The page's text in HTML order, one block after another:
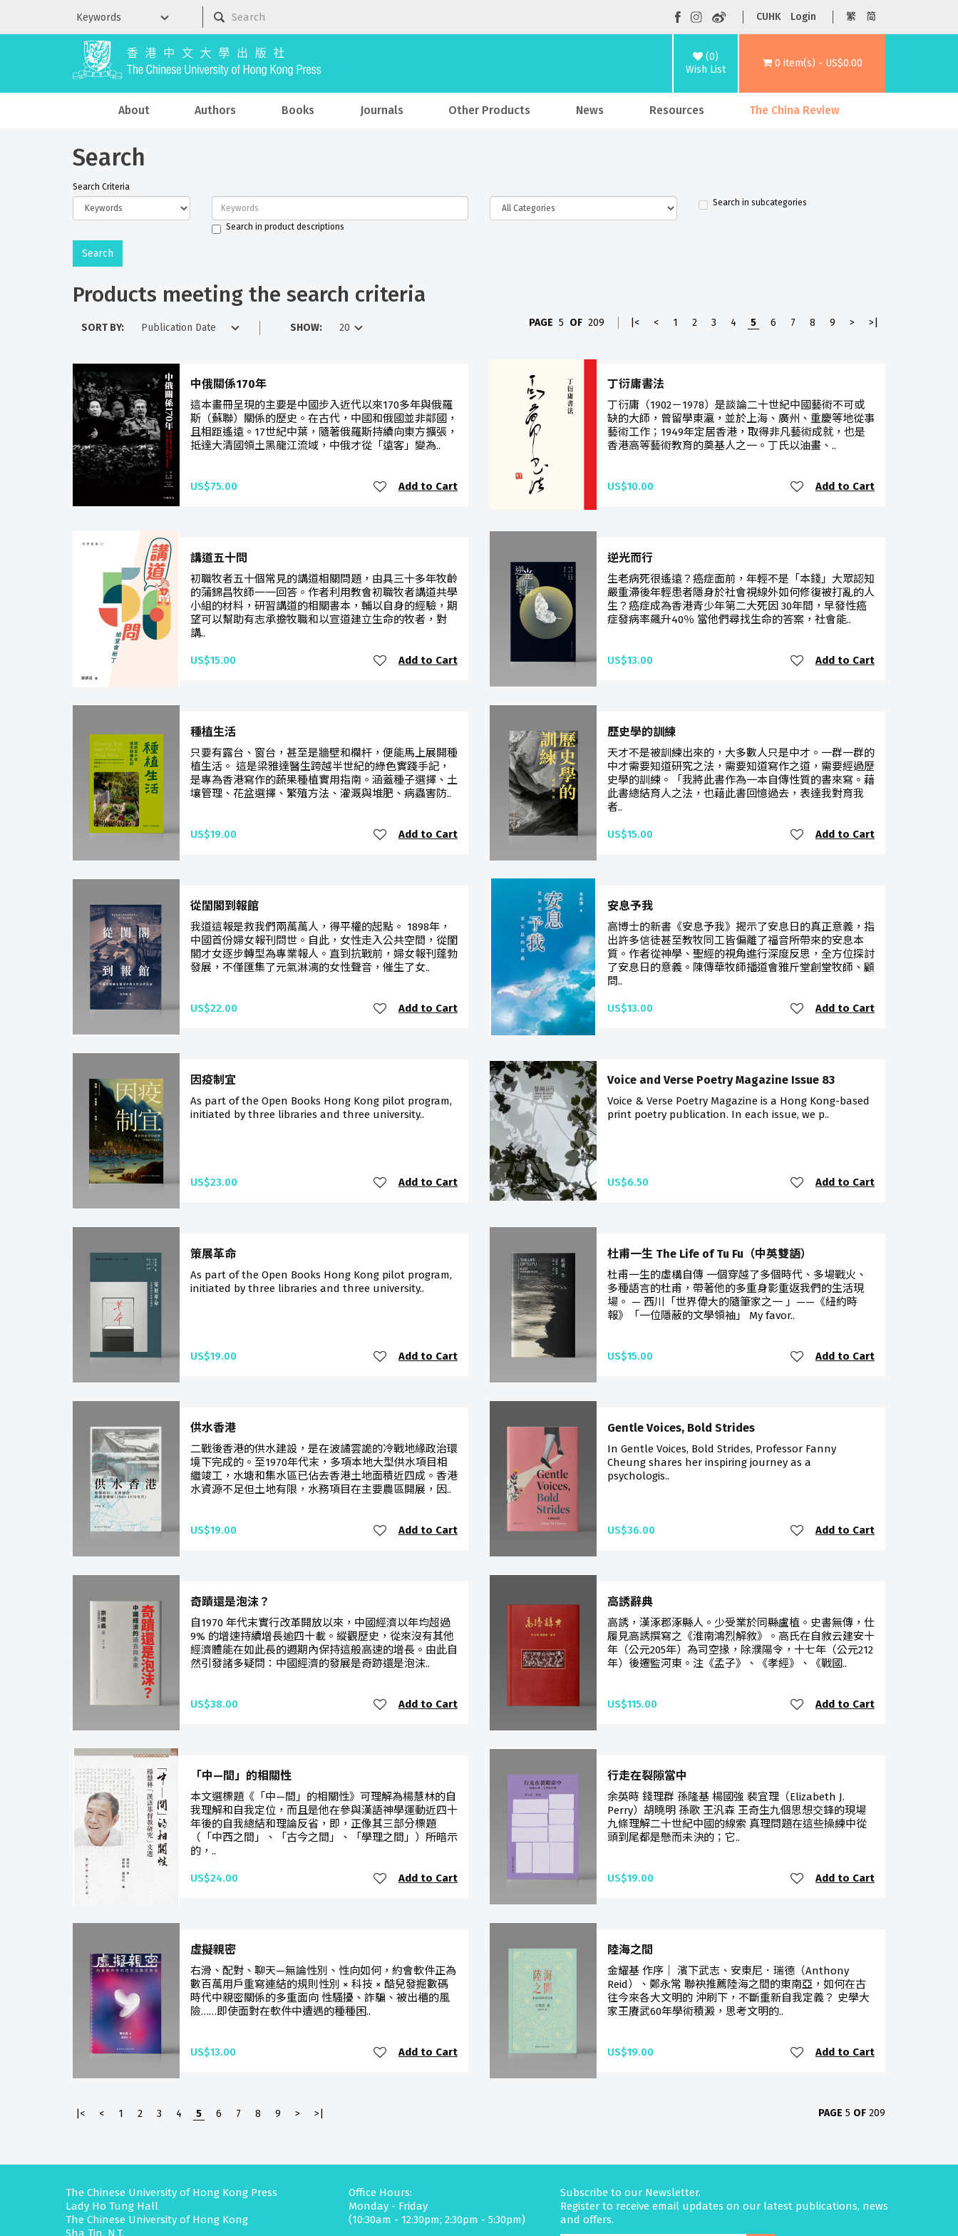
CUHK Login 繁 简
(0)
Wish List
0 item(s) - US$0.00
About Authors Books Journals Other Products News Resources The China Review
Search
Search Criteria
Search in product descriptions
Search in subcategories
Products meeting the search criteria
SORT BY: SHOW: PAGE 5 OF 209 |< < 1 2 3 4 5 6 7 8 9 > >|
中俄關係170年
這本畫冊呈現的主要是中國步入近代以來170多年與俄羅
斯（蘇聯）關係的歷史。在古代，中國和俄國並非鄰國，
且相距遙遠。17世紀中葉，隨著俄羅斯持續向東方擴張，
抵達大清國領土黑龍江流域，中俄才從「遠客」變為..
US$75.00 Add to Cart
丁衍庸書法
丁衍庸（1902－1978）是談論二十世紀中國藝術不可或
缺的大師，曾留學東瀛，並於上海、廣州、重慶等地從事
藝術工作；1949年定居香港，取得非凡藝術成就，也是
香港高等藝術教育的奠基人之一。丁氏以油畫、..
US$10.00 Add to Cart
講道五十問
初職牧者五十個常見的講道相關問題，由具三十多年牧齡
的蒲錦昌牧師一一回答。作者利用教會初職牧者講道共學
小組的材料，研習講道的相關書本，輔以自身的經驗，期
望可以幫助有志承擔牧職和以宣道建立生命的牧者，對
講..
US$15.00 Add to Cart
逆光而行
生老病死很遙遠？癌症面前，年輕不是「本錢」大眾認知
嚴重滯後年輕患者隱身於社會視線外如何修復被打亂的人
生？癌症成為香港青少年第二大死因 30年間，早發性癌
症發病率飆升40％ 當他們尋找生命的答案，社會能..
US$13.00 Add to Cart
種植生活
只要有露台、窗台，甚至是牆壁和欄杆，便能馬上展開種
植生活。 這是梁雅達醫生跨越半世紀的綠色實踐手記，
是專為香港寫作的蔬果種植實用指南。涵蓋種子選擇、土
壤管理、花盆選擇、繁殖方法、灌溉與堆肥、病蟲害防..
US$19.00 Add to Cart
歷史學的訓練
天才不是被訓練出來的，大多數人只是中才。一群一群的
中才需要知道研究之法，需要知道寫作之道，需要經過歷
史學的訓練。「我將此書作為一本自傳性質的書來寫。藉
此書總結育人之法，也藉此書回憶過去，表達我對育我
者..
US$15.00 Add to Cart
從閨閣到報館
我道這報是救我們兩萬萬人，得平權的起點。 1898年，
中國首份婦女報刊問世。自此，女性走入公共空間，從閨
閣才女逐步轉型為專業報人。直到抗戰前，婦女報刊蓬勃
發展，不僅匯集了元氣淋漓的女性聲音，催生了女..
US$22.00 Add to Cart
安息予我
高博士的新書《安息予我》揭示了安息日的真正意義，指
出許多信徒甚至教牧同工皆偏離了福音所帶來的安息本
質。作者從神學、聖經的視角進行深度反思，全方位探討
了安息日的意義。陳傳華牧師播道會雅斤堂創堂牧師、顧
問..
US$13.00 Add to Cart
因疫制宜
As part of the Open Books Hong Kong pilot program,
initiated by three libraries and three university..
US$23.00 Add to Cart
Voice and Verse Poetry Magazine Issue 83
Voice & Verse Poetry Magazine is a Hong Kong-based
print poetry publication. In each issue, we p..
US$6.50 Add to Cart
策展革命
As part of the Open Books Hong Kong pilot program,
initiated by three libraries and three university..
US$19.00 Add to Cart
杜甫一生 The Life of Tu Fu（中英雙語）
杜甫一生的虛構自傳 一個穿越了多個時代、多場戰火、
多種語言的杜甫，帶著他的多重身影重返我們的生活現
場。 — 西川「世界偉大的隨筆家之一 」——《紐約時
報》「一位隱蔽的文學領袖」 My favor..
US$15.00 Add to Cart
供水香港
二戰後香港的供水建設，是在波譎雲詭的冷戰地緣政治環
境下完成的。至1970年代末，多項本地大型供水項目相
繼竣工，水塘和集水區已佔去香港土地面積近四成。香港
水資源不足但土地有限，水務項目在主要農區開展，因..
US$19.00 Add to Cart
Gentle Voices, Bold Strides
In Gentle Voices, Bold Strides, Professor Fanny
Cheung shares her inspiring journey as a
psychologis..
US$36.00 Add to Cart
奇蹟還是泡沫？
自1970 年代末實行改革開放以來，中國經濟以年均超過
9% 的增速持續增長逾四十載。縱觀歷史，從來沒有其他
經濟體能在如此長的週期內保持這般高速的增長。由此自
然引發諸多疑問：中國經濟的發展是奇跡還是泡沫..
US$38.00 Add to Cart
高誘辭典
高誘，漢涿郡涿縣人。少受業於同縣盧植。史書無傳，仕
履見高誘撰寫之《淮南鴻烈解敘》。高氏在自敘云建安十
年（公元205年）為司空掾，除濮陽令，十七年（公元212
年）後遷監河東。注《孟子》、《孝經》、《戰國..
US$115.00 Add to Cart
「中—間」的相關性
本文選標題《「中—間」的相關性》可理解為楊慧林的自
我理解和自我定位，而且是他在參與漢語神學運動近四十
年後的自我總結和理論反省，即，正像其三部分標題
（「中西之間」、「古今之間」、「學理之間」）所暗示
的，..
US$24.00 Add to Cart
行走在裂隙當中
余英時 錢理群 孫隆基 楊國強 裴宜理（Elizabeth J.
Perry）胡曉明 孫歌 王汎森 王奇生九個思想交鋒的現場
九條理解二十世紀中國的線索 真理問題在這些操練中從
頭到尾都是懸而未決的；它..
US$19.00 Add to Cart
虛擬親密
右滑、配對、聊天—無論性別、性向如何，約會軟件正為
數百萬用戶重寫連結的規則性別 × 科技 × 酷兒發掘數碼
時代中親密關係的多重面向 性騷擾、詐騙、被出櫃的風
險……即使面對在軟件中遭遇的種種困..
US$13.00 Add to Cart
陸海之間
金耀基 作序｜ 濱下武志、安東尼．瑞德（Anthony
Reid）、鄭永常 聯袂推薦陸海之間的東南亞，如何在古
往今來各大文明的 沖刷下，不斷重新自我定義？ 史學大
家王賡武60年學術積澱，思考文明的..
US$19.00 Add to Cart
|< < 1 2 3 4 5 6 7 8 9 > >| PAGE 5 OF 209
The Chinese University of Hong Kong Press
Lady Ho Tung Hall
The Chinese University of Hong Kong
Sha Tin, N.T.
Office Hours:
Monday - Friday
(10:30am - 12:30pm; 2:30pm - 5:30pm)
Subscribe to our Newsletter.
Register to receive email updates on our latest publications, news
and offers.